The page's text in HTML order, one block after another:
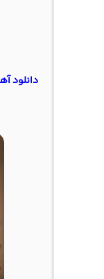
دانلود